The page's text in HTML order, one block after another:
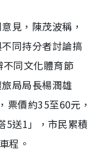
見，陳茂波稱，
同持分者討論搞
同文化體育節
局局長楊潤雄
票價約35至60元，
5送1」，市民累積
程。